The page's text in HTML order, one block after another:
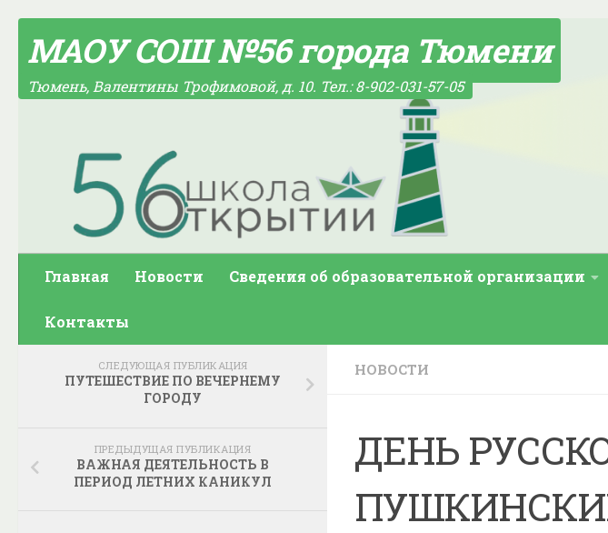
МАОУ СОШ №56 города Тюмени
Тюмень, Валентины Трофимовой, д. 10. Тел.: 8-902-031-57-05
Главная Новости Сведения об образовательной организации
Контакты
НОВОСТИ
ДЕНЬ
СЛЕДУЮЩАЯ ПУБЛИКАЦИЯ
ПУТЕШЕСТВИЕ ПО ВЕЧЕРНЕМУ
ГОРОДУ
ПРЕДЫДУЩАЯ ПУБЛИКАЦИЯ
ВАЖНАЯ ДЕЯТЕЛЬНОСТЬ В
ПЕРИОД ЛЕТНИХ КАНИКУЛ